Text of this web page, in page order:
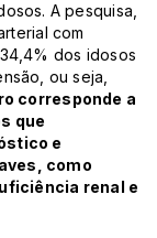
A pesquisa,
com
dos idosos
ou seja,
corresponde a
que
e
como
renal e